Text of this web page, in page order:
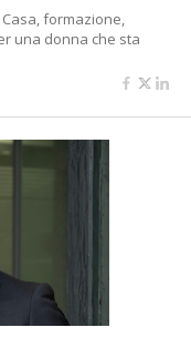
Casa, formazione,
una donna che sta